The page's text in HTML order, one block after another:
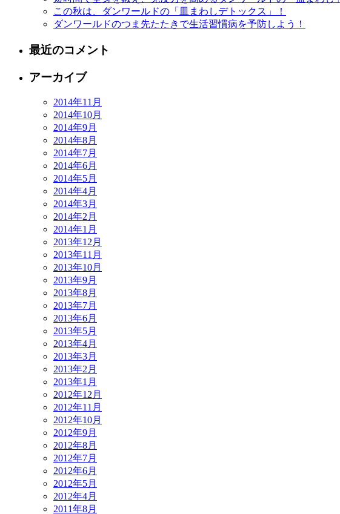
この秋は、ダンワールドの「皿まわしデトックス」！
ダンワールドのつま先たたきで生活習慣病を予防しよう！
最近のコメント
アーカイブ
2014年11月
2014年10月
2014年9月
2014年8月
2014年7月
2014年6月
2014年5月
2014年4月
2014年3月
2014年2月
2014年1月
2013年12月
2013年11月
2013年10月
2013年9月
2013年8月
2013年7月
2013年6月
2013年5月
2013年4月
2013年3月
2013年2月
2013年1月
2012年12月
2012年11月
2012年10月
2012年9月
2012年8月
2012年7月
2012年6月
2012年5月
2012年4月
2011年8月